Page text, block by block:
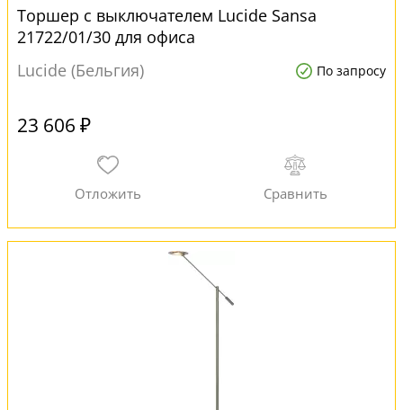
Торшер с выключателем Lucide Sansa
21722/01/30 для офиса
Lucide (Бельгия)
По запросу
23 606 ₽